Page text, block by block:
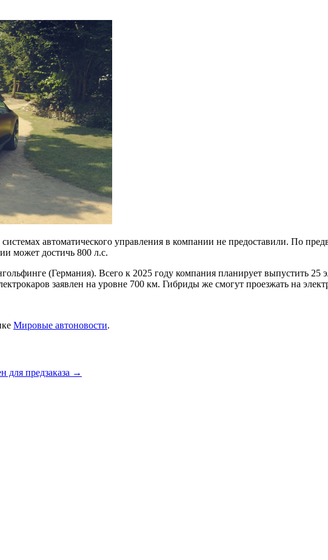
автоматического управления в компании не предоставили. По
может достичь 800 л.с.
(Германия). Всего к 2025 году компания планирует выпустить
заявлен на уровне 700 км. Гибриды же смогут проезжать на
Мировые автоновости.
для предзаказа →